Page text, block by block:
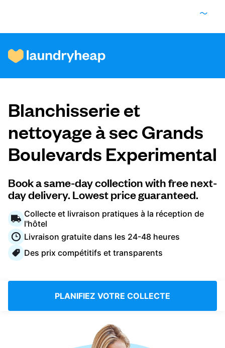
Comment ça fonctionne
Prix et services
À propos de nous
Pour les entreprises
Connectez-vous
Blanchisserie et
nettoyage à sec Grands
Boulevards Experimental
Book a same-day collection with free next-
day delivery. Lowest price guaranteed.
Collecte et livraison pratiques à la réception de
l'hôtel
Livraison gratuite dans les 24-48 heures
Des prix compétitifs et transparents
PLANIFIEZ VOTRE COLLECTE